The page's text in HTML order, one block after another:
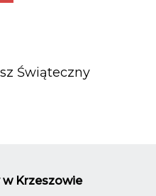
Świąteczny
Krzeszowie